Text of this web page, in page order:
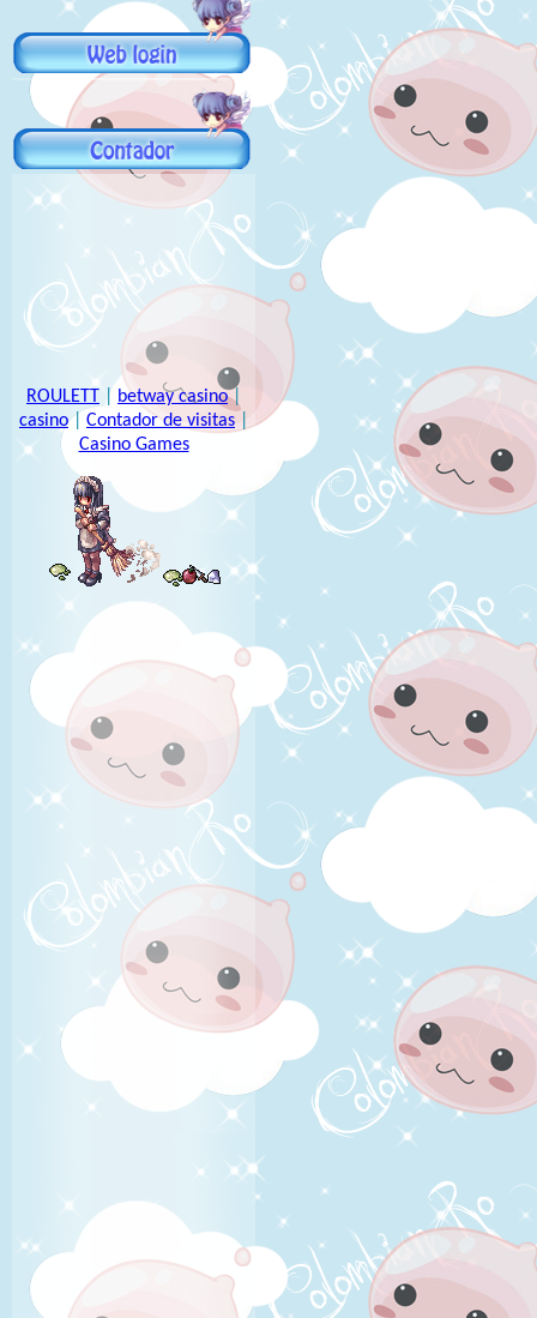
ROULETT | betway casino|
casino| Contador de visitas
Casino Games